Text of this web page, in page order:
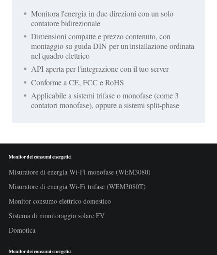
Monitora l'energia in due direzioni con un solo
contatore bidirezionale
Dimensioni compatte e prezzo contenuto, con
montaggio su guida DIN per un'installazione ordinata
nel quadro elettrico
API aperta per l'integrazione con il tuo server
Conforme a CE, FCC e RoHS
Applicabile a sistemi trifase o monofase (come 3
contatori monofase), oppure a sistemi split-phase
Monitor dei consumi energetici
Misuratore di energia Wi-Fi monofase (WEM3080)
Misuratore di energia Wi-Fi trifase (WEM3080T)
Monitor consumo elettrico domestico
Sistema di monitoraggio solare FV
Domotica
Monitor dei consumi energetici